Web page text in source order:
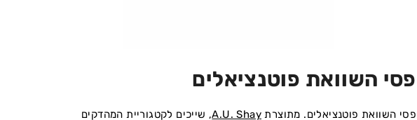
פסי השוואת פוטנציאלים
פסי השוואת פוטנציאלים. מתוצרת A.U. Shay, שייכים לקטגוריית המהדקים